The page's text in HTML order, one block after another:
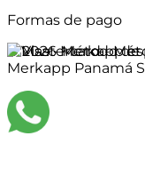
Formas de pago
©2026Merkapp es
Merkapp Panamá